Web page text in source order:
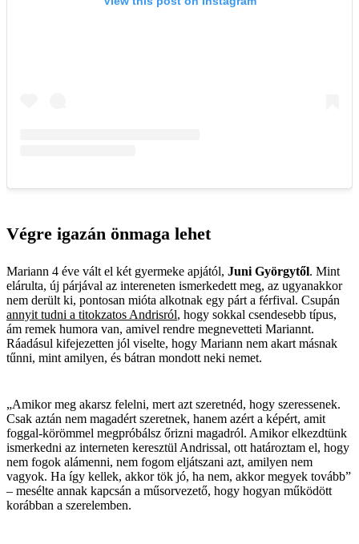
Végre igazán önmaga lehet
Mariann 4 éve vált el két gyermeke apjától, Juni Györgytől. Mint
elárulta, új párjával az intereneten ismerkedett meg, az ugyanakkor
nem derült ki, pontosan mióta alkotnak egy párt a férfival. Csupán
annyit tudni a titokzatos Andrisról, hogy sokkal csendesebb típus,
ám remek humora van, amivel rendre megnevetteti Mariannt.
Ráadásul kifejezetten jól viselte, hogy Mariann nem akart másnak
tűnni, mint amilyen, és bátran mondott neki nemet.
„Amikor meg akarsz felelni, mert azt szeretnéd, hogy szeressenek.
Csak aztán nem magadért szeretnek, hanem azért a képért, amit
foggal-körömmel megpróbálsz őrizni magadról. Amikor elkezdtünk
ismerkedni az interneten keresztül Andrissal, ott határoztam el, hogy
nem fogok alámenni, nem fogom eljátszani azt, amilyen nem
vagyok. Ha így kellek, akkor tök jó, ha nem, akkor megyek tovább”
– mesélte annak kapcsán a műsorvezető, hogy hogyan működött
korábban a szerelemben.